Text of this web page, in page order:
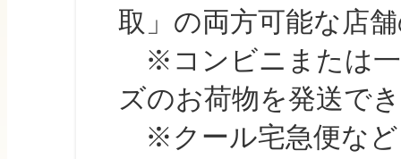
取」の両方可能な店
※コンビニまたは一
ズのお荷物を発送で
※クール宅急便など